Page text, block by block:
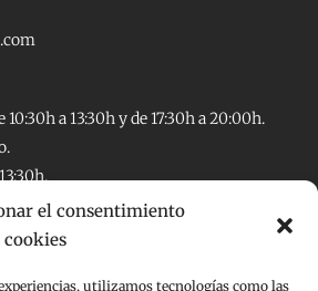
el consentimiento
cookies
utilizamos tecnologías como las
10:30h a 13:30h y de 17:30h a 20:00h.